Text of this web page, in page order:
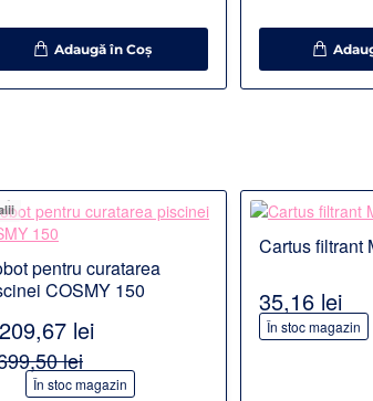
Adaugă în Coş
pentru curatarea
COSMY 150
În stoc magazin
lei
lei
Detalii
Cartus filtrant
În stoc magazin
35,16 lei